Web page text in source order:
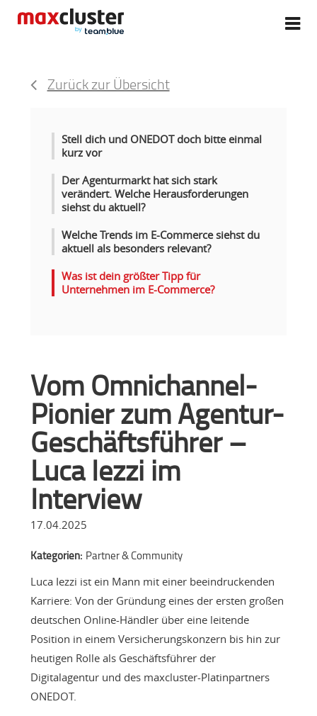
Zurück zur Übersicht
Stell dich und ONEDOT doch bitte einmal
kurz vor
Der Agenturmarkt hat sich stark
verändert. Welche Herausforderungen
siehst du aktuell?
Welche Trends im E-Commerce siehst du
aktuell als besonders relevant?
Was ist dein größter Tipp für
Unternehmen im E-Commerce?
Vom Omnichannel-
Pionier zum Agentur-
Geschäftsführer –
Luca Iezzi im
Interview
17.04.2025
Kategorien: Partner & Community
Luca Iezzi ist ein Mann mit einer beeindruckenden
Karriere: Von der Gründung eines der ersten großen
deutschen Online-Händler über eine leitende
Position in einem Versicherungskonzern bis hin zur
heutigen Rolle als Geschäftsführer der
Digitalagentur und des maxcluster-Platinpartners
ONEDOT.